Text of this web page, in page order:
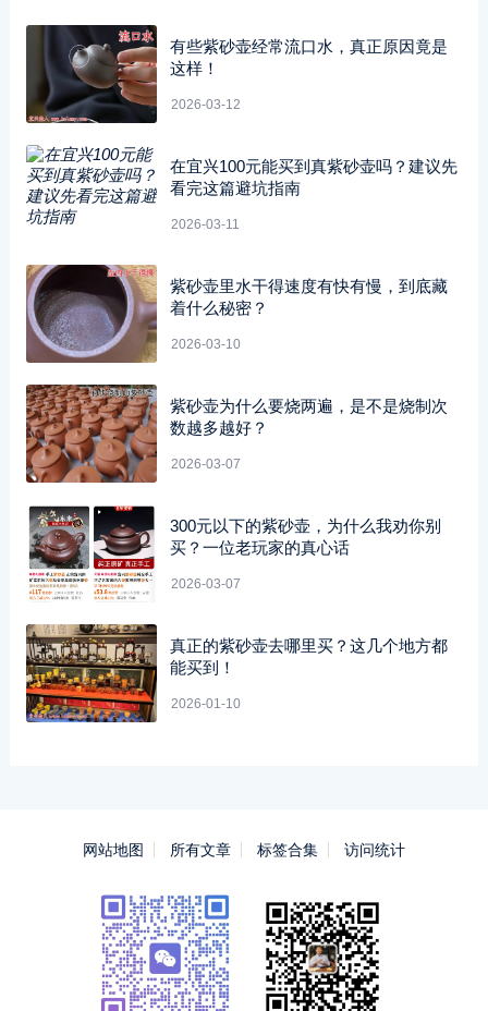
有些紫砂壶经常流口水，真正原因竟是
这样！
2026-03-12
在宜兴100元能买到真紫砂壶吗？建议先
看完这篇避坑指南
2026-03-11
紫砂壶里水干得速度有快有慢，到底藏
着什么秘密？
2026-03-10
紫砂壶为什么要烧两遍，是不是烧制次
数越多越好？
2026-03-07
300元以下的紫砂壶，为什么我劝你别
买？一位老玩家的真心话
2026-03-07
真正的紫砂壶去哪里买？这几个地方都
能买到！
2026-01-10
网站地图 所有文章 标签合集 访问统计